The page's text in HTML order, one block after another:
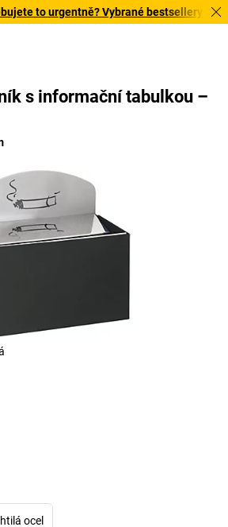
to urgentně? Vybrané bestsellery
s informační tabulkou –
ocel